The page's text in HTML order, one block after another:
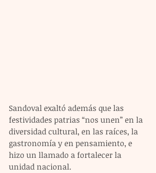
Sandoval exaltó además que las
festividades patrias “nos unen” en la
diversidad cultural, en las raíces, la
gastronomía y en pensamiento, e
hizo un llamado a fortalecer la
unidad nacional.